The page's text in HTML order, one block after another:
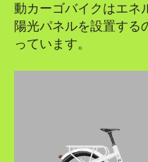
動カーゴバイクはエネ
陽光パネルを設置する
っています。